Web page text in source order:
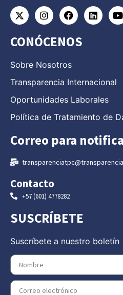
CONÓCENOS
Sobre Nosotros
Transparencia Internacional
Oportunidades Laborales
Política de Tratamiento de
Correo para
Contacto
+57 (601) 4778282
SUSCRÍBETE
Suscríbete a nuestro boletín